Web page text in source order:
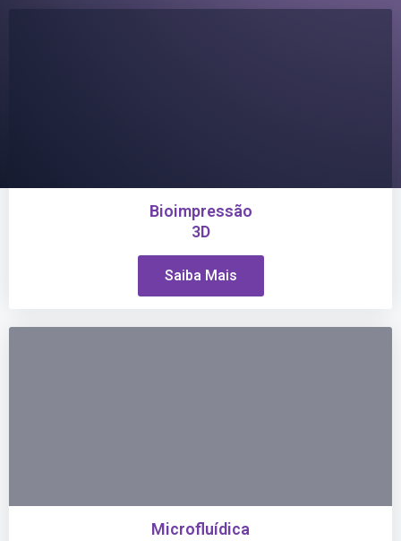
Bioimpressão
3D
Saiba Mais
Microfluídica